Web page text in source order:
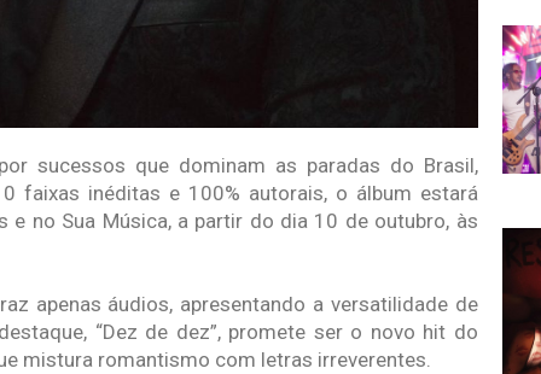
sucessos que dominam as paradas do Brasil,
faixas inéditas e 100% autorais, o álbum estará
no Sua Música, a partir do dia 10 de outubro, às
apenas áudios, apresentando a versatilidade de
“Dez de dez”, promete ser o novo hit do
mistura romantismo com letras irreverentes.